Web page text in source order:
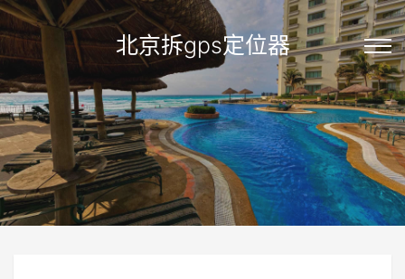
北京拆gps定位器